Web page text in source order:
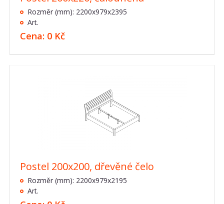
Rozměr (mm): 2200x979x2395
Art.
Cena: 0 Kč
Postel 200x200, dřevěné čelo
Rozměr (mm): 2200x979x2195
Art.